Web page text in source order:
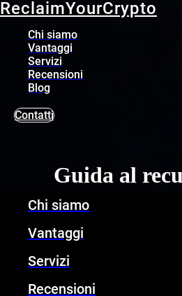
Vai al contenuto
ReclaimYourCrypto
Chi siamo
Vantaggi
Servizi
Recensioni
Blog
Contatti
Chi siamo
Vantaggi
Servizi
Recensioni
Guida al